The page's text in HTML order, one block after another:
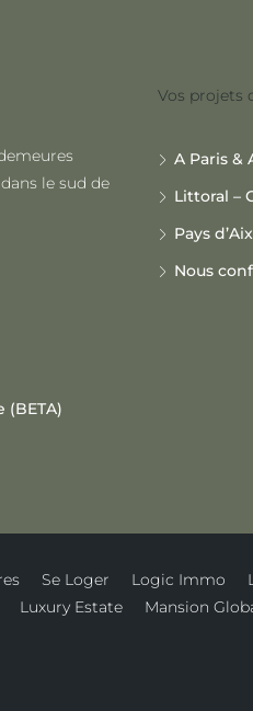
le sud de
(BETA)
Vos projets
A Paris &
Littoral –
Pays
Nous
Se Loger Logic Immo
Luxury Estate Mansion